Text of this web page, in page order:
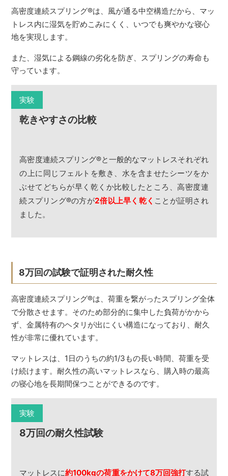
高密度連続スプリング®は、風が通る中空構造だから、マッ
トレス内に湿気を貯めこみにくく、いつでも爽やかな寝心
地を実現します。
また、湿気による鋼線の劣化を防ぎ、スプリングの寿命も
守っています。
実験
乾きやすさの比較
高密度連続スプリング®と一般的なマットレスそれぞれ
の上に同じフェルトを敷き、水を含ませたシーツをか
ぶせてどちらが早く乾くか比較したところ、高密度連
続スプリング®の方が2倍以上早く乾く ことが証明され
ました。
8万回の試験で証明された耐久性
高密度連続スプリング®は、荷重を繋がったスプリング全体
で分散させます。そのため部分的に集中した負荷がかから
ず、金属特有のヘタリが出にくい構造になっており、耐久
性が非常に優れています。
マットレスは、1日のうちの約1/3もの長い時間、荷重を受
け続けます。耐久性の高いマットレスなら、購入時の最高
の寝心地を長期間保つことができるのです。
実験
8万回の耐久性試験
マットレスに約100kgの荷重をかけて8万回強打する試